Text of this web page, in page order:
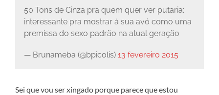
50 Tons de Cinza pra quem quer ver putaria:
interessante pra mostrar à sua avó como uma
premissa do sexo padrão na atual geração
— Brunameba (@bpicolis) 13 fevereiro 2015
Sei que vou ser xingado porque parece que estou